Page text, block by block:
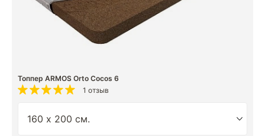
Топпер ARMOS Orto Cocos 6
1 отзыв